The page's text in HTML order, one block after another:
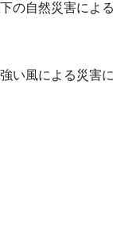
の自然災害による
い風による災害